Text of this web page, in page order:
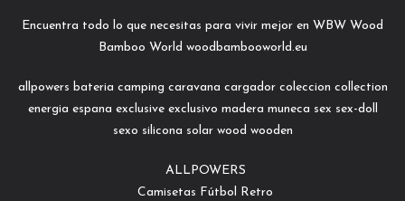
Encuentra todo lo que necesitas para vivir mejor en WBW Wood
Bamboo World woodbambooworld.eu
allpowers bateria camping caravana cargador coleccion collection
energia espana exclusive exclusivo madera muneca sex sex-doll
sexo silicona solar wood wooden
ALLPOWERS
Camisetas Fútbol Retro